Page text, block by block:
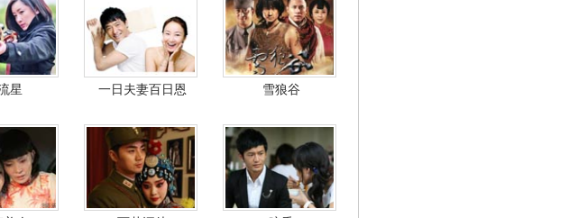
星 一日夫妻百日恩 雪狼谷